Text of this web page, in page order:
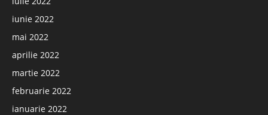
iunie 2022
mai 2022
aprilie 2022
martie 2022
februarie 2022
ianuarie 2022